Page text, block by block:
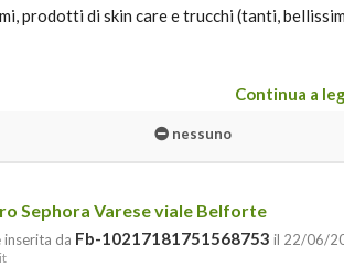
prodotti di skin care e trucchi (tanti,
Continua a
nessuno
Sephora Varese viale Belforte
inserita da Fb-10217181751568753 il 22/06/